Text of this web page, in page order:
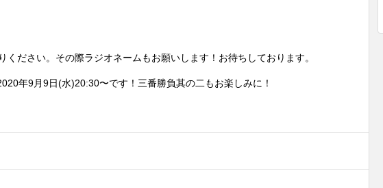
ください。その際ラジオネームもお願いします！お待ちしております。
年9月9日(水)20:30〜です！三番勝負其の二もお楽しみに！